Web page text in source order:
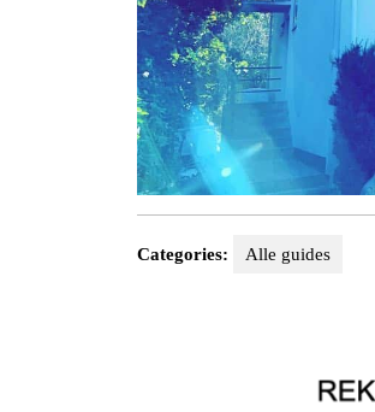
Categories: Alle guides